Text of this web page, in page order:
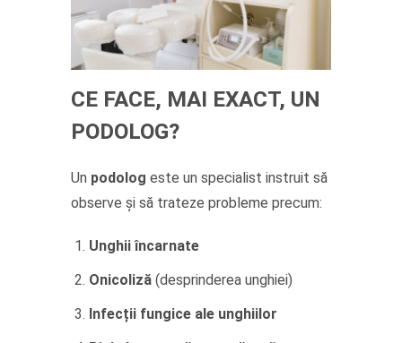
CE FACE, MAI EXACT, UN
PODOLOG?
Un podolog este un specialist instruit să
observe și să trateze probleme precum:
Unghii încarnate
Onicoliză (desprinderea unghiei)
Infecții fungice ale unghiilor